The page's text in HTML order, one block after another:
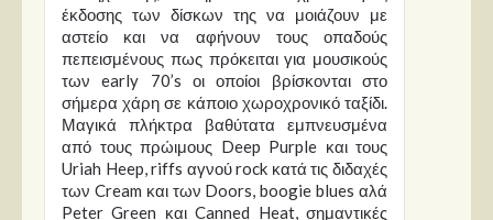
έκδοσης των δίσκων της να μοιάζουν με
αστείο και να αφήνουν τους οπαδούς
πεπεισμένους πως πρόκειται για μουσικούς
των early 70’s οι οποίοι βρίσκονται στο
σήμερα χάρη σε κάποιο χωροχρονικό ταξίδι.
Μαγικά πλήκτρα βαθύτατα εμπνευσμένα
από τους πρώιμους Deep Purple και τους
Uriah Heep, riffs αγνού rock κατά τις διδαχές
των Cream και των Doors, boogie blues αλά
Peter Green και Canned Heat, σημαντικές